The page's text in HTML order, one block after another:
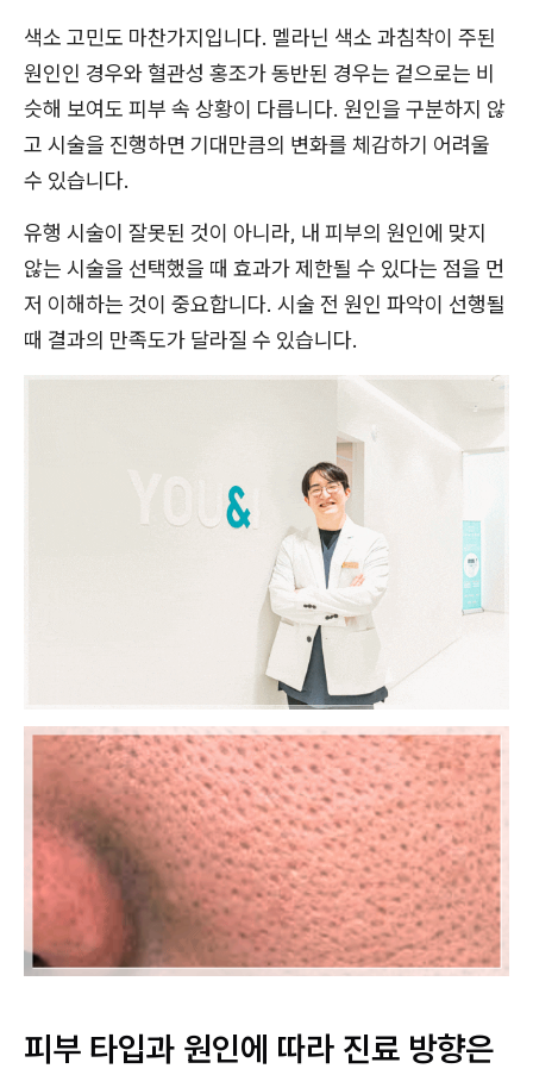
색소 고민도 마찬가지입니다. 멜라닌 색소 과침착이 주된
원인인 경우와 혈관성 홍조가 동반된 경우는 겉으로는 비
슷해 보여도 피부 속 상황이 다릅니다. 원인을 구분하지 않
고 시술을 진행하면 기대만큼의 변화를 체감하기 어려울
수 있습니다.
유행 시술이 잘못된 것이 아니라, 내 피부의 원인에 맞지
않는 시술을 선택했을 때 효과가 제한될 수 있다는 점을 먼
저 이해하는 것이 중요합니다. 시술 전 원인 파악이 선행될
때 결과의 만족도가 달라질 수 있습니다.
피부 타입과 원인에 따라 진료 방향은